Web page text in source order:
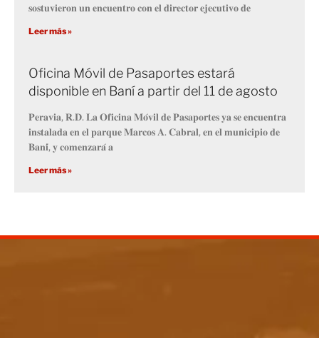
𝐬𝐨𝐬𝐭𝐮𝐯𝐢𝐞𝐫𝐨𝐧 𝐮𝐧 𝐞𝐧𝐜𝐮𝐞𝐧𝐭𝐫𝐨 𝐜𝐨𝐧 𝐞𝐥 𝐝𝐢𝐫𝐞𝐜𝐭𝐨𝐫 𝐞𝐣𝐞𝐜𝐮𝐭𝐢𝐯𝐨 𝐝𝐞
Leer más »
Oficina Móvil de Pasaportes estará
disponible en Baní a partir del 11 de agosto
𝐏𝐞𝐫𝐚𝐯𝐢𝐚, 𝐑.𝐃. 𝐋𝐚 𝐎𝐟𝐢𝐜𝐢𝐧𝐚 𝐌𝐨́𝐯𝐢𝐥 𝐝𝐞 𝐏𝐚𝐬𝐚𝐩𝐨𝐫𝐭𝐞𝐬 𝐲𝐚 𝐬𝐞 𝐞𝐧𝐜𝐮𝐞𝐧𝐭𝐫𝐚
𝐢𝐧𝐬𝐭𝐚𝐥𝐚𝐝𝐚 𝐞𝐧 𝐞𝐥 𝐩𝐚𝐫𝐪𝐮𝐞 𝐌𝐚𝐫𝐜𝐨𝐬 𝐀. 𝐂𝐚𝐛𝐫𝐚𝐥, 𝐞𝐧 𝐞𝐥 𝐦𝐮𝐧𝐢𝐜𝐢𝐩𝐢𝐨 𝐝𝐞
𝐁𝐚𝐧𝐢́, 𝐲 𝐜𝐨𝐦𝐞𝐧𝐳𝐚𝐫𝐚́ 𝐚
Leer más »